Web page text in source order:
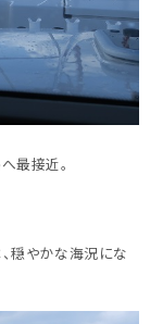
最接近。
穏やかな海況にな